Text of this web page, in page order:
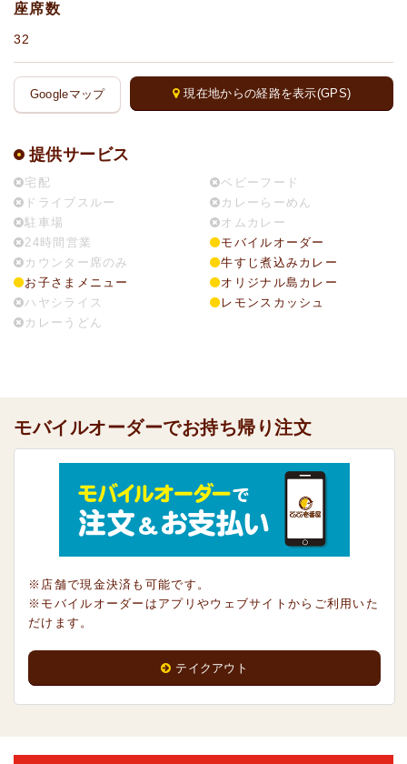
座席数
32
Googleマップ 現在地からの経路を表示(GPS)
提供サービス
宅配
ドライブスルー
駐車場
24時間営業
カウンター席のみ
お子さまメニュー
ハヤシライス
カレーうどん
ベビーフード
カレーらーめん
オムカレー
モバイルオーダー
牛すじ煮込みカレー
オリジナル島カレー
レモンスカッシュ
モバイルオーダーでお持ち帰り注文
※店舗で現金決済も可能です。
※モバイルオーダーはアプリやウェブサイトからご利用いた
だけます。
テイクアウト